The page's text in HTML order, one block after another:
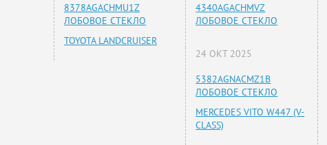
8378AGACHMU1Z
ЛОБОВОЕ СТЕКЛО
TOYOTA LANDCRUISER
4340AGACHMVZ
ЛОБОВОЕ СТЕКЛО
24 ОКТ 2025
5382AGNACMZ1B
ЛОБОВОЕ СТЕКЛО
MERCEDES VITO W447 (V-
CLASS)